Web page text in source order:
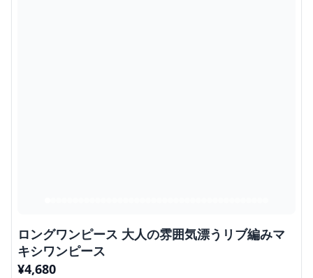
ロングワンピース 大人の雰囲気漂うリブ編みマ
キシワンピース
¥4,680